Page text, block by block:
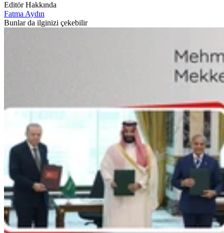
Editör Hakkında
Fatma Aydın
Bunlar da ilginizi çekebilir